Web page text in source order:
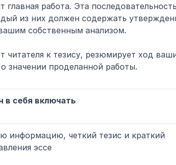
работа. Эта
из них должен содержать
собственным анализом.
читателя к тезису, резюмирует ход
значении проделанной работы.
в себя включать
информацию, четкий тезис и краткий
эссе